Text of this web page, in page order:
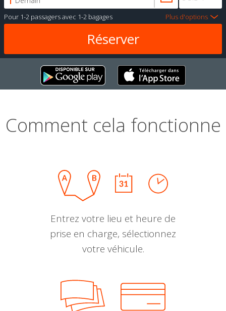
Pour 1-2 passagersavec 1-2 bagages Plus d'options
Comment cela fonctionne
Entrez votre lieu et heure de
prise en charge, sélectionnez
votre véhicule.